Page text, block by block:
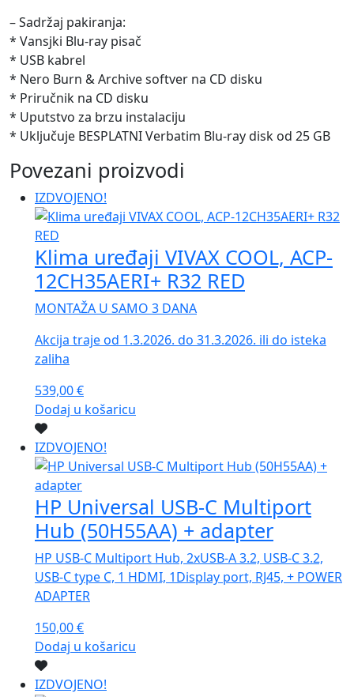
– Sadržaj pakiranja:
* Vansjki Blu-ray pisač
* USB kabrel
* Nero Burn & Archive softver na CD disku
* Priručnik na CD disku
* Uputstvo za brzu instalaciju
* Uključuje BESPLATNI Verbatim Blu-ray disk od 25 GB
Povezani proizvodi
IZDVOJENO!
Klima uređaji VIVAX COOL, ACP-
12CH35AERI+ R32 RED
MONTAŽA U SAMO 3 DANA
Akcija traje od 1.3.2026. do 31.3.2026. ili do isteka
zaliha
539,00€
Dodaj u košaricu
IZDVOJENO!
HP Universal USB-C Multiport
Hub (50H55AA) + adapter
HP USB-C Multiport Hub, 2xUSB-A 3.2, USB-C 3.2,
USB-C type C, 1 HDMI, 1Display port, RJ45, + POWER
ADAPTER
150,00€
Dodaj u košaricu
IZDVOJENO!